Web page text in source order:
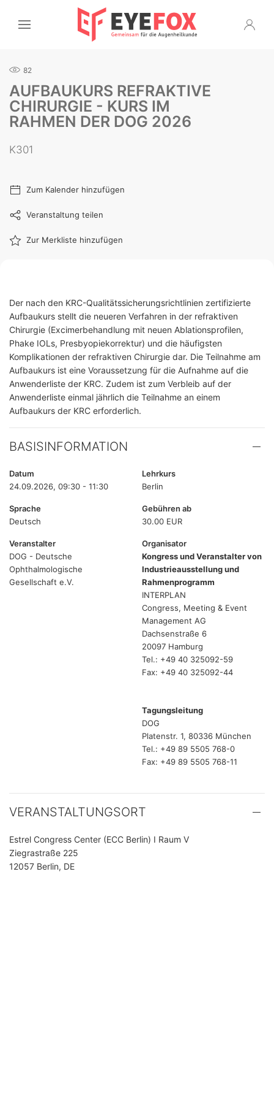
82
AUFBAUKURS REFRAKTIVE
CHIRURGIE - KURS IM
RAHMEN DER DOG 2026
K301
Zum Kalender hinzufügen
Veranstaltung teilen
Zur Merkliste hinzufügen
Der nach den KRC-Qualitätssicherungsrichtlinien zertifizierte
Aufbaukurs stellt die neueren Verfahren in der refraktiven
Chirurgie (Excimerbehandlung mit neuen Ablationsprofilen,
Phake IOLs, Presbyopiekorrektur) und die häufigsten
Komplikationen der refraktiven Chirurgie dar. Die Teilnahme am
Aufbaukurs ist eine Voraussetzung für die Aufnahme auf die
Anwenderliste der KRC. Zudem ist zum Verbleib auf der
Anwenderliste einmal jährlich die Teilnahme an einem
Aufbaukurs der KRC erforderlich.
BASISINFORMATION
Datum
24.09.2026, 09:30 - 11:30
Lehrkurs
Berlin
Sprache
Deutsch
Gebühren ab
30.00 EUR
Veranstalter
DOG - Deutsche
Ophthalmologische
Gesellschaft e.V.
Organisator
Kongress und Veranstalter von
Industrieausstellung und
Rahmenprogramm
INTERPLAN
Congress, Meeting & Event
Management AG
Dachsenstraße 6
20097 Hamburg
Tel.: +49 40 325092-59
Fax: +49 40 325092-44
Tagungsleitung
DOG
Platenstr. 1, 80336 München
Tel.: +49 89 5505 768-0
Fax: +49 89 5505 768-11
VERANSTALTUNGSORT
Estrel Congress Center (ECC Berlin) I Raum V
Ziegrastraße 225
12057 Berlin, DE